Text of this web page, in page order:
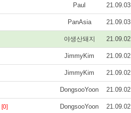
Paul 21.09.03
PanAsia 21.09.03
야생산돼지 21.09.02
JimmyKim 21.09.02
JimmyKim 21.09.02
DongsooYoon 21.09.02
[0] DongsooYoon 21.09.02